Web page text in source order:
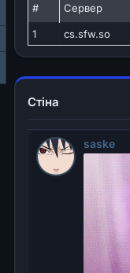
# Сервер
1 cs.sfw.so
Стіна
saske